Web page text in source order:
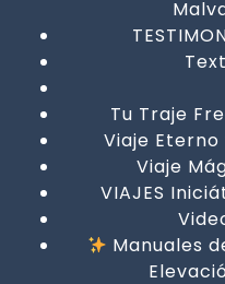
Tu Traje
Viaje
Viaje
VIAJES
Manuales